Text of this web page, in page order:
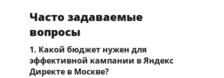
Часто задаваемые
вопросы
1. Какой бюджет нужен для
эффективной кампании в Яндекс
Директе в Москве?